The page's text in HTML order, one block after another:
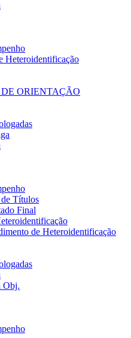
Heteroidentificação
ORIENTAÇÃO
Títulos
Final
de Heteroidentificação
Obj.